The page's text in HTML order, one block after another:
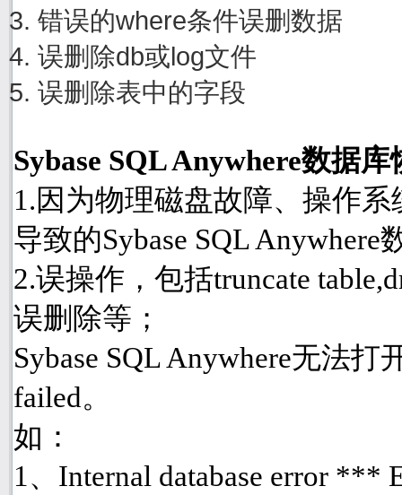
错误的where条件误删数据
误删除db或log文件
误删除表中的字段
Sybase SQL Anywhere数据
1.因为物理磁盘故障、操作
导致的Sybase SQL
2.误操作，包括truncate
误删除等；
Sybase SQL Anywhere无法
failed。
如：
1、Internal database error ***